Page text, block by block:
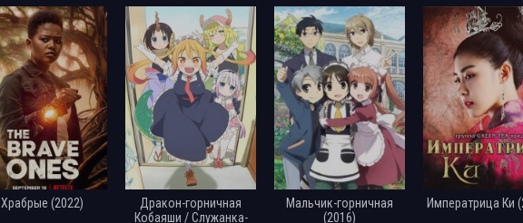
Храбрые (2022)
Дракон-горничная
Кобаяши / Служанка-
Мальчик-горничная
(2016)
Императрица Ки